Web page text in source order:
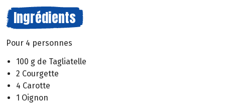
Ingrédients
Pour 4 personnes
100 g de Tagliatelle
2 Courgette
4 Carotte
1 Oignon